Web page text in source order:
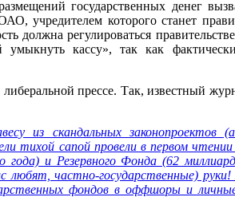
государственных денег
учредителем которого станет
должна регулироваться
умыкнуть кассу», так как
прессе. Так, известный
из скандальных
тихой сапой провели в первом
года) и Резервного Фонда (62
любят, частно-государственные)
фондов в оффшоры и